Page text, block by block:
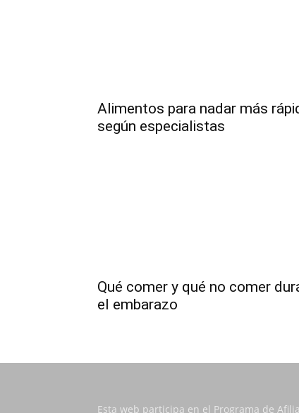
Alimentos para nadar más
según especialistas
Qué comer y qué no comer
el embarazo
Esta web participa en el Programa de